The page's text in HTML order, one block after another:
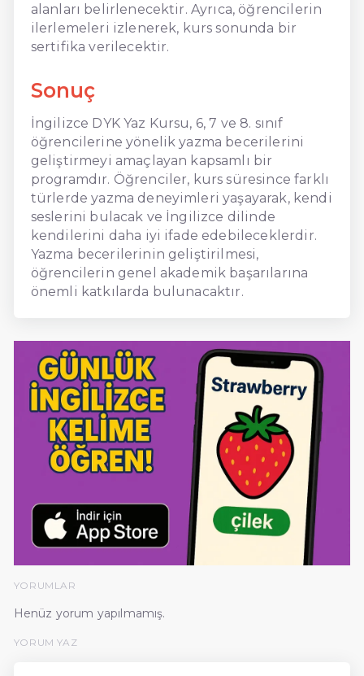
alanları belirlenecektir. Ayrıca, öğrencilerin
ilerlemeleri izlenerek, kurs sonunda bir
sertifika verilecektir.
Sonuç
İngilizce DYK Yaz Kursu, 6, 7 ve 8. sınıf
öğrencilerine yönelik yazma becerilerini
geliştirmeyi amaçlayan kapsamlı bir
programdır. Öğrenciler, kurs süresince farklı
türlerde yazma deneyimleri yaşayarak, kendi
seslerini bulacak ve İngilizce dilinde
kendilerini daha iyi ifade edebileceklerdir.
Yazma becerilerinin geliştirilmesi,
öğrencilerin genel akademik başarılarına
önemli katkılarda bulunacaktır.
YORUMLAR
Henüz yorum yapılmamış.
YORUM YAZ